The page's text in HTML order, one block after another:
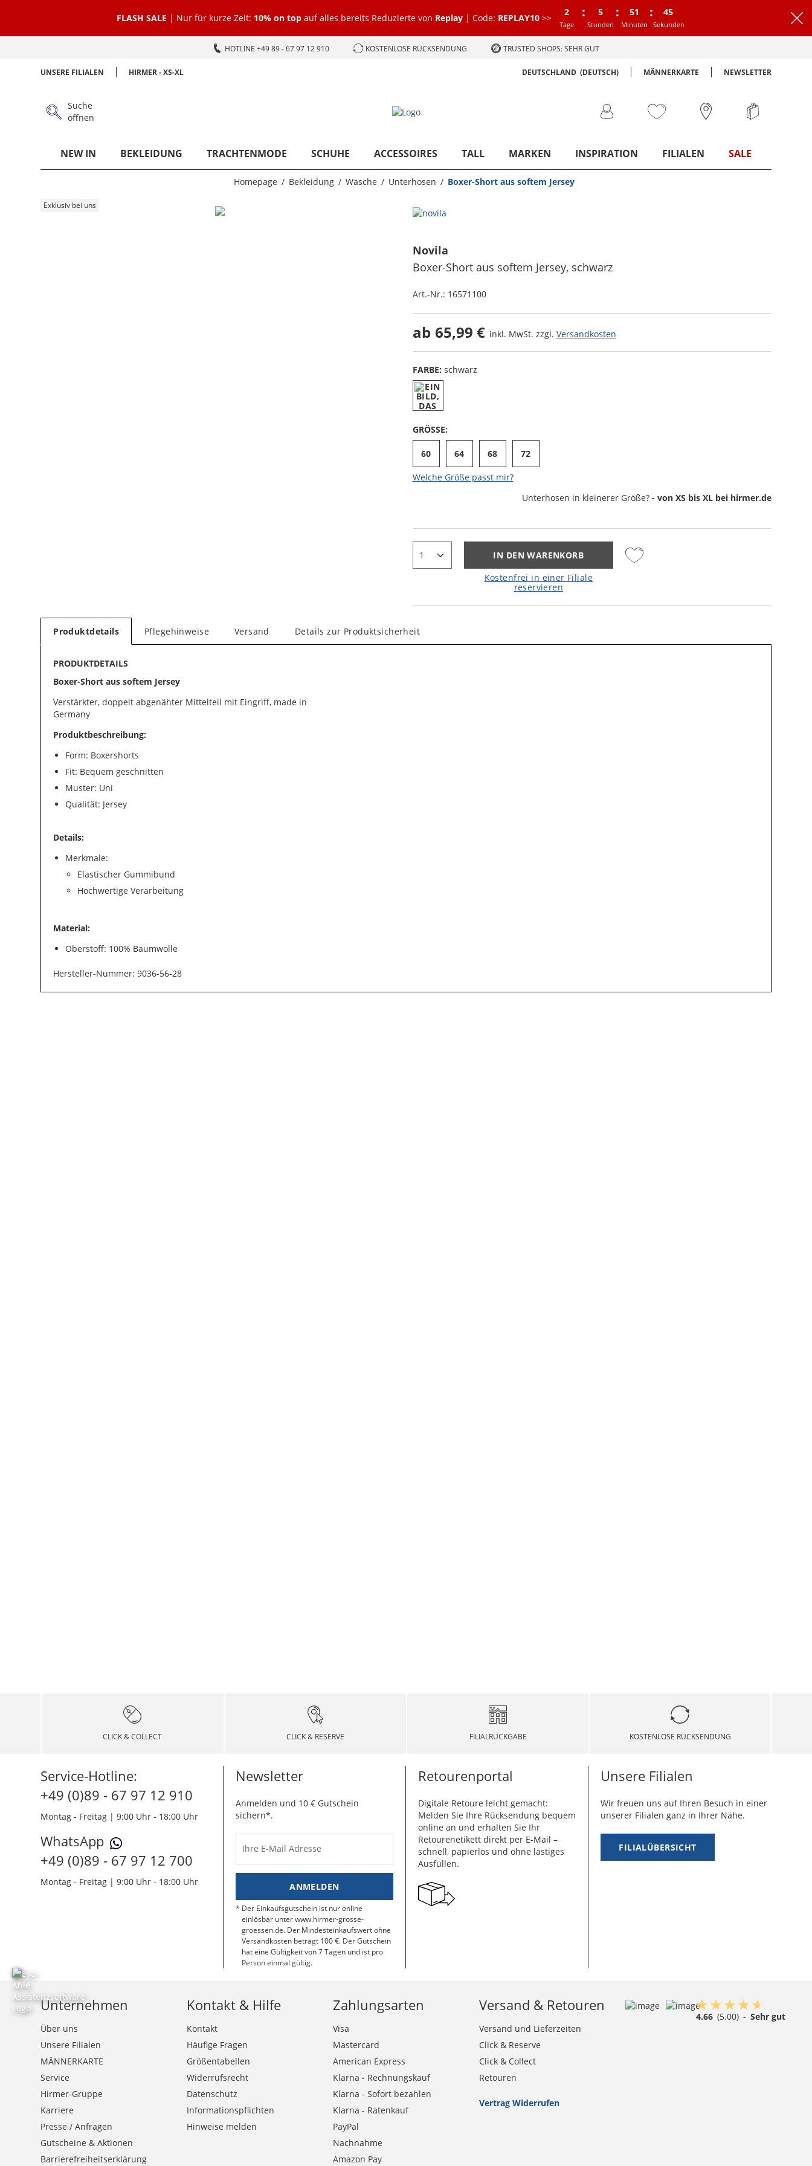
FLASH SALE | Nur für kurze Zeit: 10% on top auf alles bereits Reduzierte von Replay | Code: REPLAY10 >>
2
Tage
: 5
Stunden
: 51
Minuten
: 44
Sekunden
HOTLINE +49 89 - 67 97 12 910 KOSTENLOSE RÜCKSENDUNG TRUSTED SHOPS: SEHR GUT
UNSERE FILIALEN HIRMER - XS-XL DEUTSCHLAND (DEUTSCH) MÄNNERKARTE NEWSLETTER
Suche
öffnen
NEW IN BEKLEIDUNG TRACHTENMODE SCHUHE ACCESSOIRES TALL MARKEN INSPIRATION FILIALEN SALE
Homepage Bekleidung Wäsche Unterhosen Boxer-Short aus softem Jersey
Exklusiv bei uns
Novila
Boxer-Short aus softem Jersey, schwarz
Art.-Nr.: 16571100
ab 65,99 € inkl. MwSt. zzgl. Versandkosten
FARBE: schwarz
GRÖSSE:
60 64 68 72
Welche Größe passt mir?
Unterhosen in kleinerer Größe? - von XS bis XL bei hirmer.de
IN DEN WARENKORB
Kostenfrei in einer Filiale
reservieren
Produktdetails Pflegehinweise Versand Details zur Produktsicherheit
PRODUKTDETAILS
Boxer-Short aus softem Jersey
Verstärkter, doppelt abgenähter Mittelteil mit Eingriff, made in
Germany
Produktbeschreibung:
Form: Boxershorts
Fit: Bequem geschnitten
Muster: Uni
Qualität: Jersey
Details:
Merkmale:
Elastischer Gummibund
Hochwertige Verarbeitung
Material:
Oberstoff: 100% Baumwolle
Hersteller-Nummer: 9036-56-28
CLICK & COLLECT CLICK & RESERVE FILIALRÜCKGABE KOSTENLOSE RÜCKSENDUNG
Service-Hotline:
+49 (0)89 - 67 97 12 910
Montag - Freitag | 9:00 Uhr - 18:00 Uhr
WhatsApp
+49 (0)89 - 67 97 12 700
Montag - Freitag | 9:00 Uhr - 18:00 Uhr
Newsletter
Anmelden und 10 € Gutschein
sichern*.
Ihre E-Mail Adresse
ANMELDEN
Der Einkaufsgutschein ist nur online
einlösbar unter www.hirmer-grosse-
groessen.de. Der Mindesteinkaufswert ohne
Versandkosten beträgt 100 €. Der Gutschein
hat eine Gültigkeit von 7 Tagen und ist pro
Person einmal gültig.
Retourenportal
Digitale Retoure leicht gemacht:
Melden Sie Ihre Rücksendung bequem
online an und erhalten Sie Ihr
Retourenetikett direkt per E-Mail –
schnell, papierlos und ohne lästiges
Ausfüllen.
Unsere Filialen
Wir freuen uns auf Ihren Besuch in einer
unserer Filialen ganz in Ihrer Nähe.
FILIALÜBERSICHT
Unternehmen
Über uns
Unsere Filialen
MÄNNERKARTE
Service
Hirmer-Gruppe
Karriere
Presse / Anfragen
Gutscheine & Aktionen
Barrierefreiheitserklärung
Kontakt & Hilfe
Kontakt
Häufige Fragen
Größentabellen
Widerrufsrecht
Datenschutz
Informationspflichten
Hinweise melden
Zahlungsarten
Visa
Mastercard
American Express
Klarna - Rechnungskauf
Klarna - Sofort bezahlen
Klarna - Ratenkauf
PayPal
Nachnahme
Amazon Pay
Versand & Retouren
Versand und Lieferzeiten
Click & Reserve
Click & Collect
Retouren
Vertrag Widerrufen
4.66 (5.00) - Sehr gut